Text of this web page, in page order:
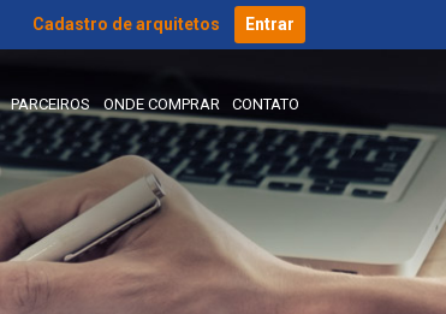
Cadastro de arquitetos Entrar
PARCEIROS ONDE COMPRAR CONTATO